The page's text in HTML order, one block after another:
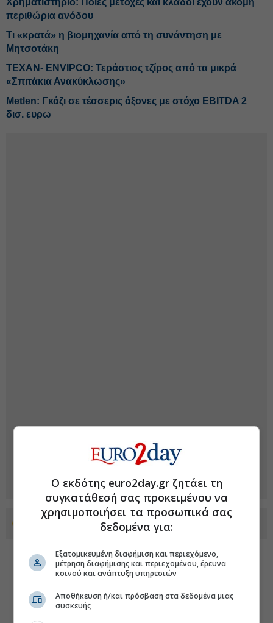
Χρηματιστήριο: Ποιες μετοχές και κλάδοι έχουν ακόμη
περιθώρια ανόδου
Τι «κρατά» η βιομηχανία από τη συνάντηση με
Μητσοτάκη
ΤΕΧΑΝ- ENVIPCO: Τεράστιος τζίρος από τα μικρά
«Σπιτάκια Ανακύκλωσης»
Metlen: Γκάζι σε τέσσερις άξονες με στόχο EBITDA 2
δισ. ευρω
Προσθέστε το euro2day.gr στο Discover
Ο εκδότης euro2day.gr ζητάει τη
συγκατάθεσή σας προκειμένου να
χρησιμοποιήσει τα προσωπικά σας
δεδομένα για:
Εξατομικευμένη διαφήμιση και περιεχόμενο,
μέτρηση διαφήμισης και περιεχομένου, έρευνα
κοινού και ανάπτυξη υπηρεσιών
Αποθήκευση ή/και πρόσβαση στα δεδομένα μιας
συσκευής